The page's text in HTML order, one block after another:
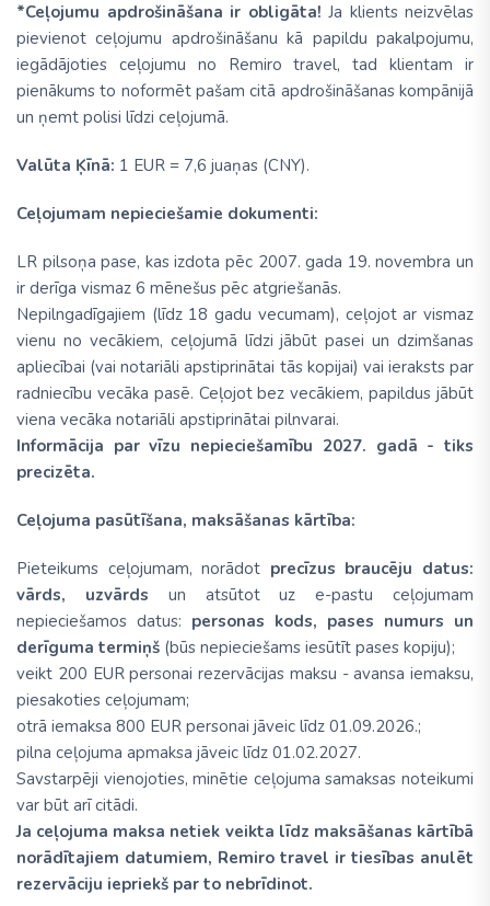
*Ceļojumu apdrošināšana ir obligāta! Ja klients neizvēlas
pievienot ceļojumu apdrošināšanu kā papildu pakalpojumu,
iegādājoties ceļojumu no Remiro travel, tad klientam ir
pienākums to noformēt pašam citā apdrošināšanas kompānijā
un ņemt polisi līdzi ceļojumā.
Valūta Ķīnā: 1 EUR = 7,6 juaņas (CNY).
Ceļojumam nepieciešamie dokumenti:
LR pilsoņa pase, kas izdota pēc 2007. gada 19. novembra un
ir derīga vismaz 6 mēnešus pēc atgriešanās.
Nepilngadīgajiem (līdz 18 gadu vecumam), ceļojot ar vismaz
vienu no vecākiem, ceļojumā līdzi jābūt pasei un dzimšanas
apliecībai (vai notariāli apstiprinātai tās kopijai) vai ieraksts par
radniecību vecāka pasē. Ceļojot bez vecākiem, papildus jābūt
viena vecāka notariāli apstiprinātai pilnvarai.
Informācija par vīzu nepieciešamību 2027. gadā - tiks
precizēta.
Ceļojuma pasūtīšana, maksāšanas kārtība:
Pieteikums ceļojumam, norādot precīzus braucēju datus:
vārds, uzvārds
un atsūtot uz e-pastu ceļojumam
nepieciešamos datus: personas kods, pases numurs un
derīguma termiņš (būs nepieciešams iesūtīt pases kopiju);
veikt 200 EUR personai rezervācijas maksu - avansa iemaksu,
piesakoties ceļojumam;
otrā iemaksa 800 EUR personai jāveic līdz 01.09.2026.;
pilna ceļojuma apmaksa jāveic līdz 01.02.2027.
Savstarpēji vienojoties, minētie ceļojuma samaksas noteikumi
var būt arī citādi.
Ja ceļojuma maksa netiek veikta līdz maksāšanas kārtībā
norādītajiem datumiem, Remiro travel ir tiesības anulēt
rezervāciju iepriekš par to nebrīdinot.